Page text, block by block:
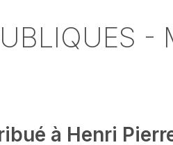
-
à Henri